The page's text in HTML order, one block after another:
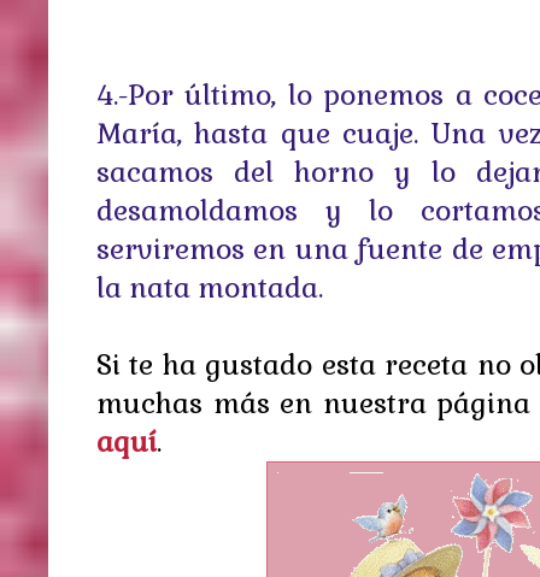
4.-Por último, lo ponemos a
María, hasta que cuaje. Una
sacamos del horno y lo
desamoldamos y lo
serviremos en una fuente de
la nata montada.
Si te ha gustado esta receta no
muchas más en nuestra página
aquí.